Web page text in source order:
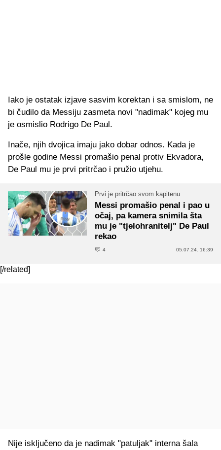
Iako je ostatak izjave sasvim korektan i sa smislom, ne
bi čudilo da Messiju zasmeta novi "nadimak" kojeg mu
je osmislio Rodrigo De Paul.
Inače, njih dvojica imaju jako dobar odnos. Kada je
prošle godine Messi promašio penal protiv Ekvadora,
De Paul mu je prvi pritrčao i pružio utjehu.
Prvi je pritrčao svom kapitenu
Messi promašio penal i pao u
očaj, pa kamera snimila šta
mu je "tjelohranitelj" De Paul
rekao
4 05.07.24. 16:39
[/related]
Nije isključeno da je nadimak "patuljak" interna šala